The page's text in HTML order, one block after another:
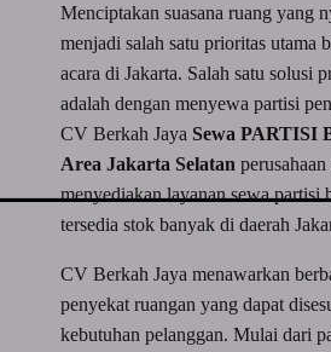
Menciptakan suasana ruang yang
menjadi salah satu prioritas utama
acara di Jakarta. Salah satu solusi
adalah dengan menyewa partisi
CV Berkah Jaya Sewa PARTISI
Area Jakarta Selatan
menyediakan layanan sewa partisi
tersedia stok banyak di daerah
CV Berkah Jaya menawarkan
penyekat ruangan yang dapat
kebutuhan pelanggan. Mulai dari